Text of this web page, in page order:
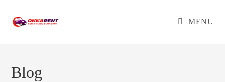
MENU
Blog